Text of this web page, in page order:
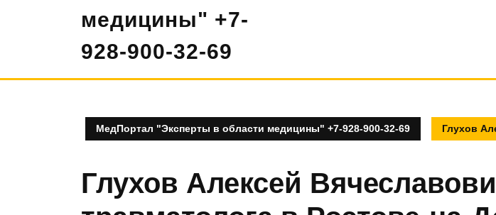
медицины" +7-
928-900-32-69
МедПортал "Эксперты в области медицины" +7-928-900-32-69 Глухов
Глухов Алексей